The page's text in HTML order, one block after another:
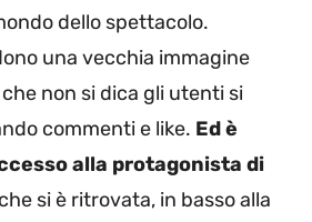
dello spettacolo.
una vecchia immagine
non si dica gli utenti si
commenti e like. Ed è
alla protagonista di
che si è ritrovata, in basso alla